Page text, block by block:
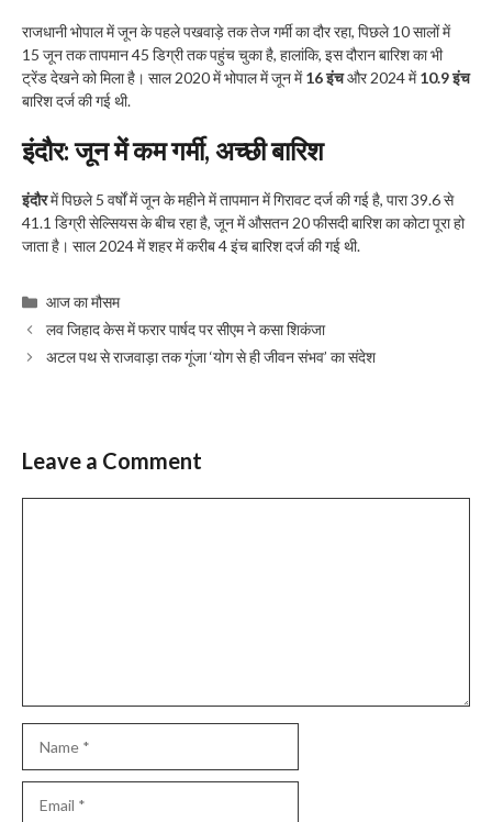
राजधानी भोपाल में जून के पहले पखवाड़े तक तेज गर्मी का दौर रहा, पिछले 10 सालों में
15 जून तक तापमान 45 डिग्री तक पहुंच चुका है, हालांकि, इस दौरान बारिश का भी
ट्रेंड देखने को मिला है। साल 2020 में भोपाल में जून में16 इंचऔर 2024 में10.9 इंच
बारिश दर्ज की गई थी.
इंदौर: जून में कम गर्मी, अच्छी बारिश
इंदौरमें पिछले 5 वर्षों में जून के महीने में तापमान में गिरावट दर्ज की गई है, पारा 39.6 से
41.1 डिग्री सेल्सियस के बीच रहा है, जून में औसतन 20 फीसदी बारिश का कोटा पूरा हो
जाता है। साल 2024 में शहर में करीब 4 इंच बारिश दर्ज की गई थी.
Categories
आज का मौसम
लव जिहाद केस में फरार पार्षद पर सीएम ने कसा शिकंजा
अटल पथ से राजवाड़ा तक गूंजा ‘योग से ही जीवन संभव’ का संदेश
Leave a Comment